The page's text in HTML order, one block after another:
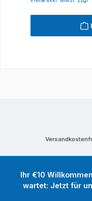
Ihr €10
wartet: Jetzt für